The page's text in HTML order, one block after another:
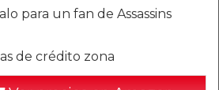
para un fan de Assassins
de crédito zona